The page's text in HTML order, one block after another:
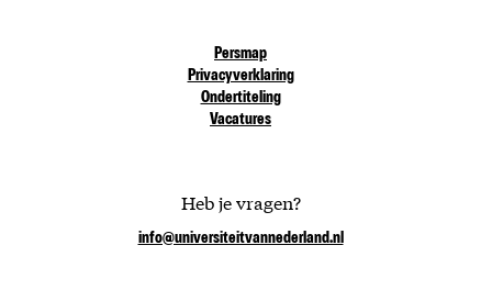
Persmap
Privacyverklaring
Ondertiteling
Vacatures
Heb je vragen?
info@universiteitvannederland.nl